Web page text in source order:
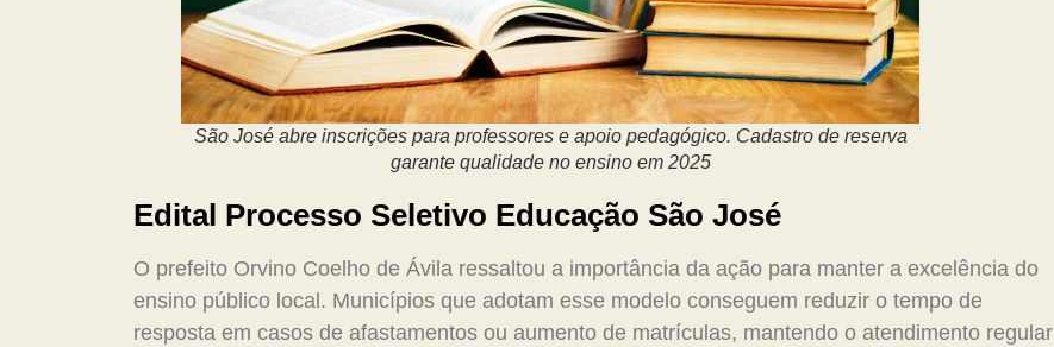
São José abre inscrições para professores e apoio pedagógico. Cadastro de reserva
garante qualidade no ensino em 2025
Edital Processo Seletivo Educação São José
O prefeito Orvino Coelho de Ávila ressaltou a importância da ação para manter a excelência do
ensino público local. Municípios que adotam esse modelo conseguem reduzir o tempo de
resposta em casos de afastamentos ou aumento de matrículas, mantendo o atendimento regular